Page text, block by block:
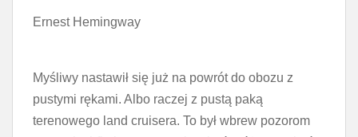
Ernest Hemingway
Myśliwy nastawił się już na powrót do obozu z
pustymi rękami. Albo raczej z pustą paką
terenowego land cruisera. To był wbrew pozorom